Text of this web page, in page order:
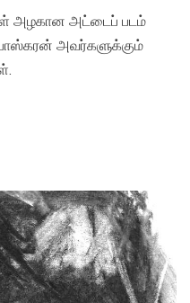
அழகான அட்டைப் படம்
பாஸ்கரன் அவர்களுக்கும்